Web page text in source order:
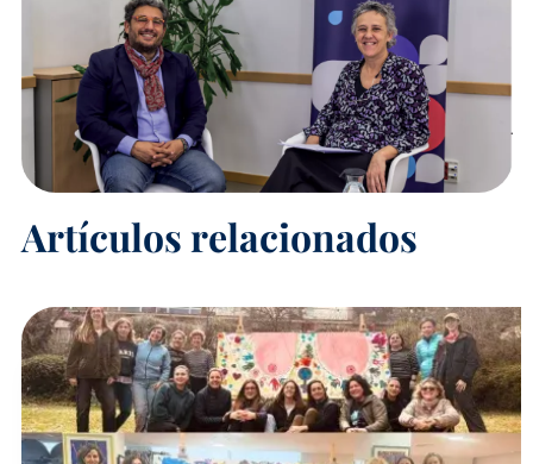
Artículos relacionados